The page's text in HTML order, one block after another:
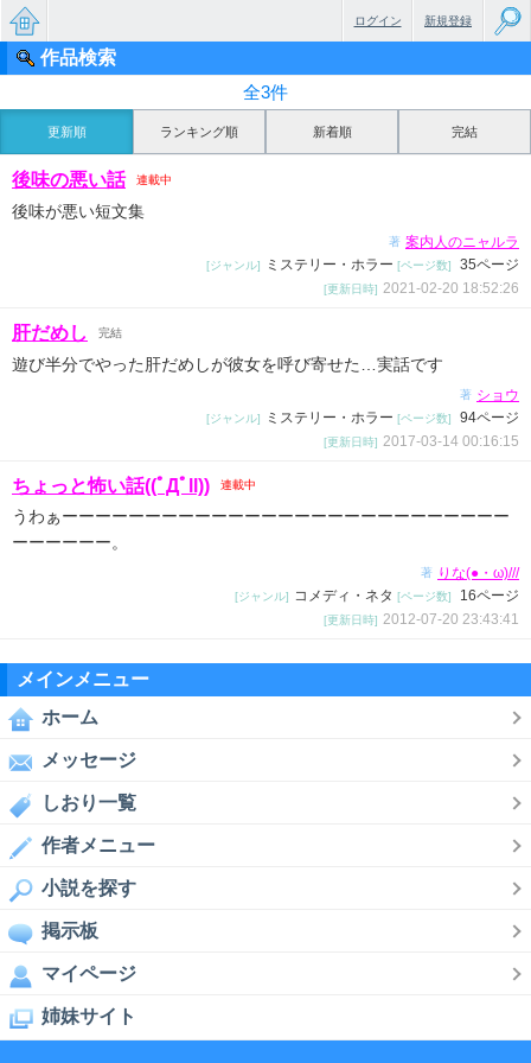
無料で
っと大
新規登録
ログイン
作品検索
全3件
更新順 ランキング順 新着順 完結
後味の悪い話 連載中
後味が悪い短文集
著 案内人のニャルラ
[ジャンル] ミステリー・ホラー [ページ数] 35ページ
[更新日時] 2021-02-20 18:52:26
肝だめし 完結
遊び半分でやった肝だめしが彼女を呼び寄せた…実話です
著 ショウ
[ジャンル] ミステリー・ホラー [ページ数] 94ページ
[更新日時] 2017-03-14 00:16:15
ちょっと怖い話((ﾟДﾟll)) 連載中
うわぁーーーーーーーーーーーーーーーーーーーーーーーーーーー
ーーーーーー。
著 りな(●・ω)///
[ジャンル] コメディ・ネタ [ページ数] 16ページ
[更新日時] 2012-07-20 23:43:41
メインメニュー
ホーム
メッセージ
しおり一覧
作者メニュー
小説を探す
掲示板
マイページ
姉妹サイト